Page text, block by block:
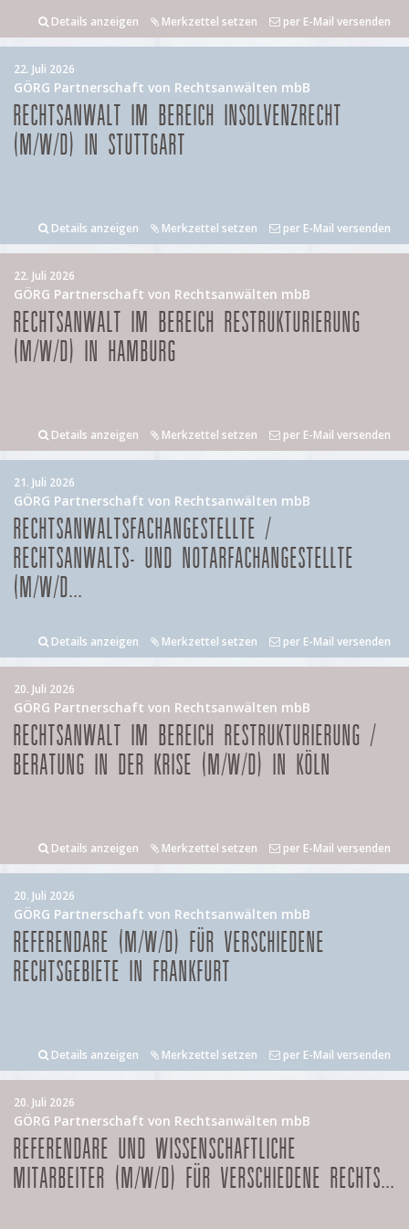
Details anzeigen Merkzettel setzen per E-Mail versenden
22. Juli 2026
GÖRG Partnerschaft von Rechtsanwälten mbB
RECHTSANWALT IM BEREICH INSOLVENZRECHT
(M/W/D) IN STUTTGART
Details anzeigen Merkzettel setzen per E-Mail versenden
22. Juli 2026
GÖRG Partnerschaft von Rechtsanwälten mbB
RECHTSANWALT IM BEREICH RESTRUKTURIERUNG
(M/W/D) IN HAMBURG
Details anzeigen Merkzettel setzen per E-Mail versenden
21. Juli 2026
GÖRG Partnerschaft von Rechtsanwälten mbB
RECHTSANWALTSFACHANGESTELLTE /
RECHTSANWALTS- UND NOTARFACHANGESTELLTE
(M/W/D...
Details anzeigen Merkzettel setzen per E-Mail versenden
20. Juli 2026
GÖRG Partnerschaft von Rechtsanwälten mbB
RECHTSANWALT IM BEREICH RESTRUKTURIERUNG /
BERATUNG IN DER KRISE (M/W/D) IN KÖLN
Details anzeigen Merkzettel setzen per E-Mail versenden
20. Juli 2026
GÖRG Partnerschaft von Rechtsanwälten mbB
REFERENDARE (M/W/D) FÜR VERSCHIEDENE
RECHTSGEBIETE IN FRANKFURT
Details anzeigen Merkzettel setzen per E-Mail versenden
20. Juli 2026
GÖRG Partnerschaft von Rechtsanwälten mbB
REFERENDARE UND WISSENSCHAFTLICHE
MITARBEITER (M/W/D) FÜR VERSCHIEDENE RECHTS...